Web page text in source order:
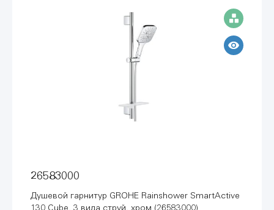
26583000
Душевой гарнитур GROHE Rainshower SmartActive
130 Cube, 3 вида струй, хром (26583000)